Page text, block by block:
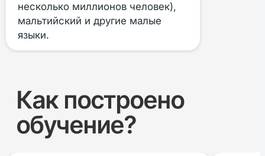
несколько миллионов человек),
мальтийский и другие малые
языки.
Как построено
обучение?